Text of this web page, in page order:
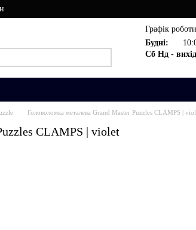
Графік
Будні:
Сб Нд -
Головоломка металева Grand Master Puzzles CLAMPS |
CLAMPS | violet